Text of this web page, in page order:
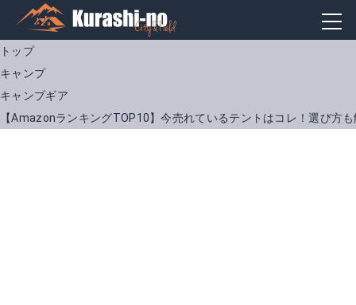
トップ
キャンプ
キャンプギア
【AmazonランキングTOP10】今売れているテントはコレ！選び方